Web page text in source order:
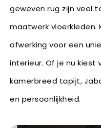
geweven rug zijn veel
maatwerk
afwerking voor een
interieur. Of je nu
kamerbreed tapijt,
en persoonlijkheid.